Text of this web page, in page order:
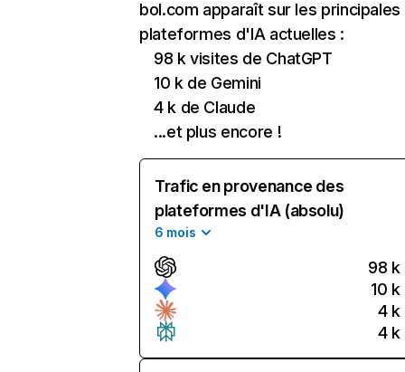
bol.com apparaît sur les principales
plateformes d'IA actuelles :
98 k visites de ChatGPT
10 k de Gemini
4 k de Claude
...et plus encore !
Trafic en provenance des
plateformes d'IA (absolu)
6 mois
98 k
10 k
4 k
4 k